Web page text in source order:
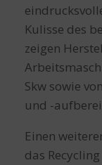
Kulisse des
zeigen
Skw sowie
und -
Einen
das